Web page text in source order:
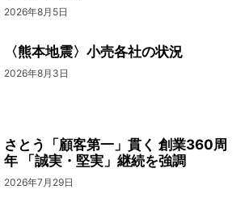
2026年8月5日
〈熊本地震〉小売各社の状況
2026年8月3日
さとう「顧客第一」貫く 創業360周
年 「誠実・堅実」継続を強調
2026年7月29日